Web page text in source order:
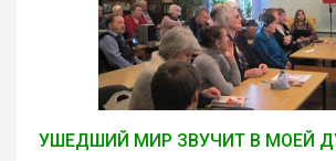
УШЕДШИЙ МИР ЗВУЧИТ В МОЕЙ